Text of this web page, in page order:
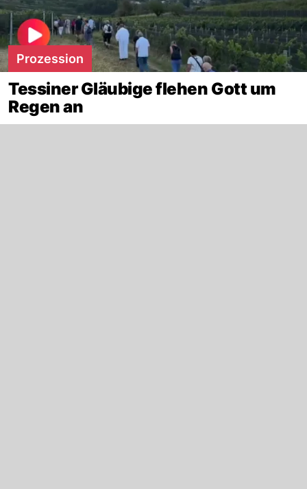
Prozession
Tessiner Gläubige flehen Gott um
Regen an